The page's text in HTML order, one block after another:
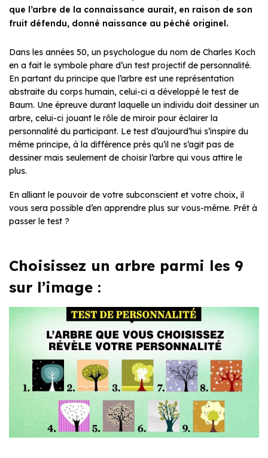
que l’arbre de la connaissance aurait, en raison de son
fruit défendu, donné naissance au péché originel.
Dans les années 50, un psychologue du nom de Charles Koch
en a fait le symbole phare d’un test projectif de personnalité.
En partant du principe que l’arbre est une représentation
abstraite du corps humain, celui-ci a développé le test de
Baum. Une épreuve durant laquelle un individu doit dessiner un
arbre, celui-ci jouant le rôle de miroir pour éclairer la
personnalité du participant. Le test d’aujourd’hui s’inspire du
même principe, à la différence près qu’il ne s’agit pas de
dessiner mais seulement de choisir l’arbre qui vous attire le
plus.
En alliant le pouvoir de votre subconscient et votre choix, il
vous sera possible d’en apprendre plus sur vous-même. Prêt à
passer le test ?
Choisissez un arbre parmi les 9
sur l’image :